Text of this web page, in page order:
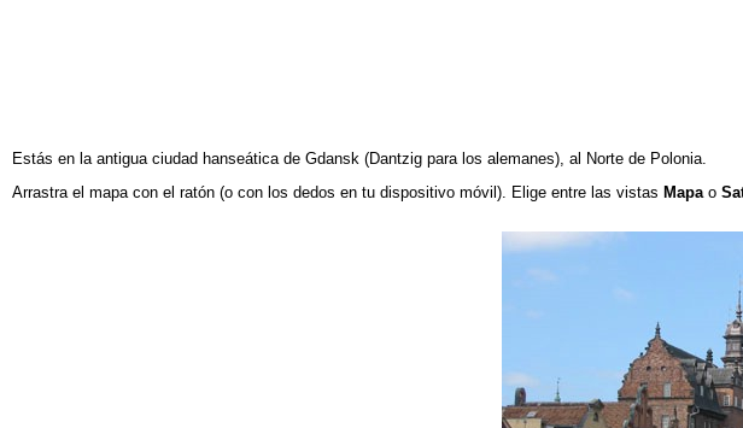
Estás en la antigua ciudad hanseática de Gdansk (Dantzig para los alemanes) , al Norte de Polonia.
Arrastra el mapa con el ratón (o con los dedos en tu dispositivo móvil). Elige entre las vistas Mapao